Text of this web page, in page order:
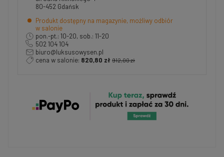
80-452 Gdańsk
Produkt dostępny na magazynie, możliwy odbiór
w salonie
pon.-pt.: 10-20, sob.: 11-20
502 104 104
biuro@luksusowysen.pl
cena w salonie: 820,80 zł 912,00 zł